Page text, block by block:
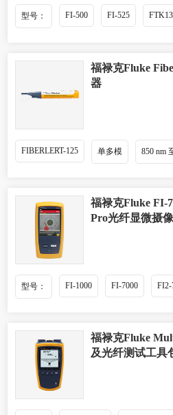
型号： FI-500 FI-525
福禄克Fluke
器
FIBERLERT-125 单多模 850 nm
福禄克Fluke FI-
Pro光纤显微摄
型号： FI-1000 FI-7000 FI2-
福禄克Fluke
及光纤测试工具